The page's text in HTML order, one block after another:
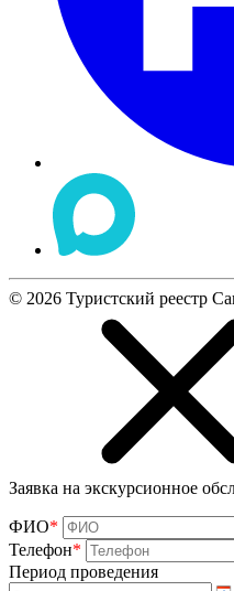
© 2026 Туристский реестр
Заявка на экскурсионное
ФИО*
Телефон*
Период проведения